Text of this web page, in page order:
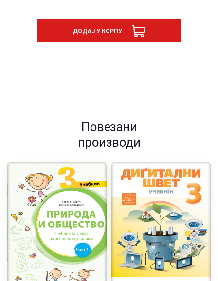
ДОДАЈ У КОРПУ
Повезани
производи